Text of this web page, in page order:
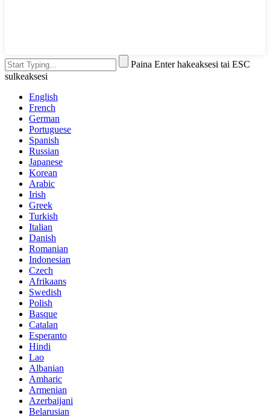
Paina Enter hakeaksesi tai ESC
sulkeaksesi
English
French
German
Portuguese
Spanish
Russian
Japanese
Korean
Arabic
Irish
Greek
Turkish
Italian
Danish
Romanian
Indonesian
Czech
Afrikaans
Swedish
Polish
Basque
Catalan
Esperanto
Hindi
Lao
Albanian
Amharic
Armenian
Azerbaijani
Belarusian